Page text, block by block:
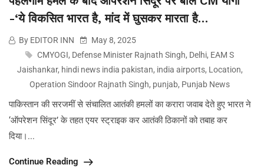
-‘ये विकसित भारत है, मांद में घुसकर मारता है…
By EDITOR INN
May 8, 2025
CMYOGI, Defense Minister Rajnath Singh, Delhi, EAM S
Jaishankar, hindi news india pakistan, india airports, Location,
Operation Sindoor Rajnath Singh, punjab, Punjab News
पाकिस्तान की सरजमीं से संचालित आतंकी हमलों का करारा जवाब देते हुए भारत ने
‘ऑपरेशन सिंदूर’ के तहत एयर स्ट्राइक कर आतंकी ठिकानों को तबाह कर
दिया।...
Continue Reading